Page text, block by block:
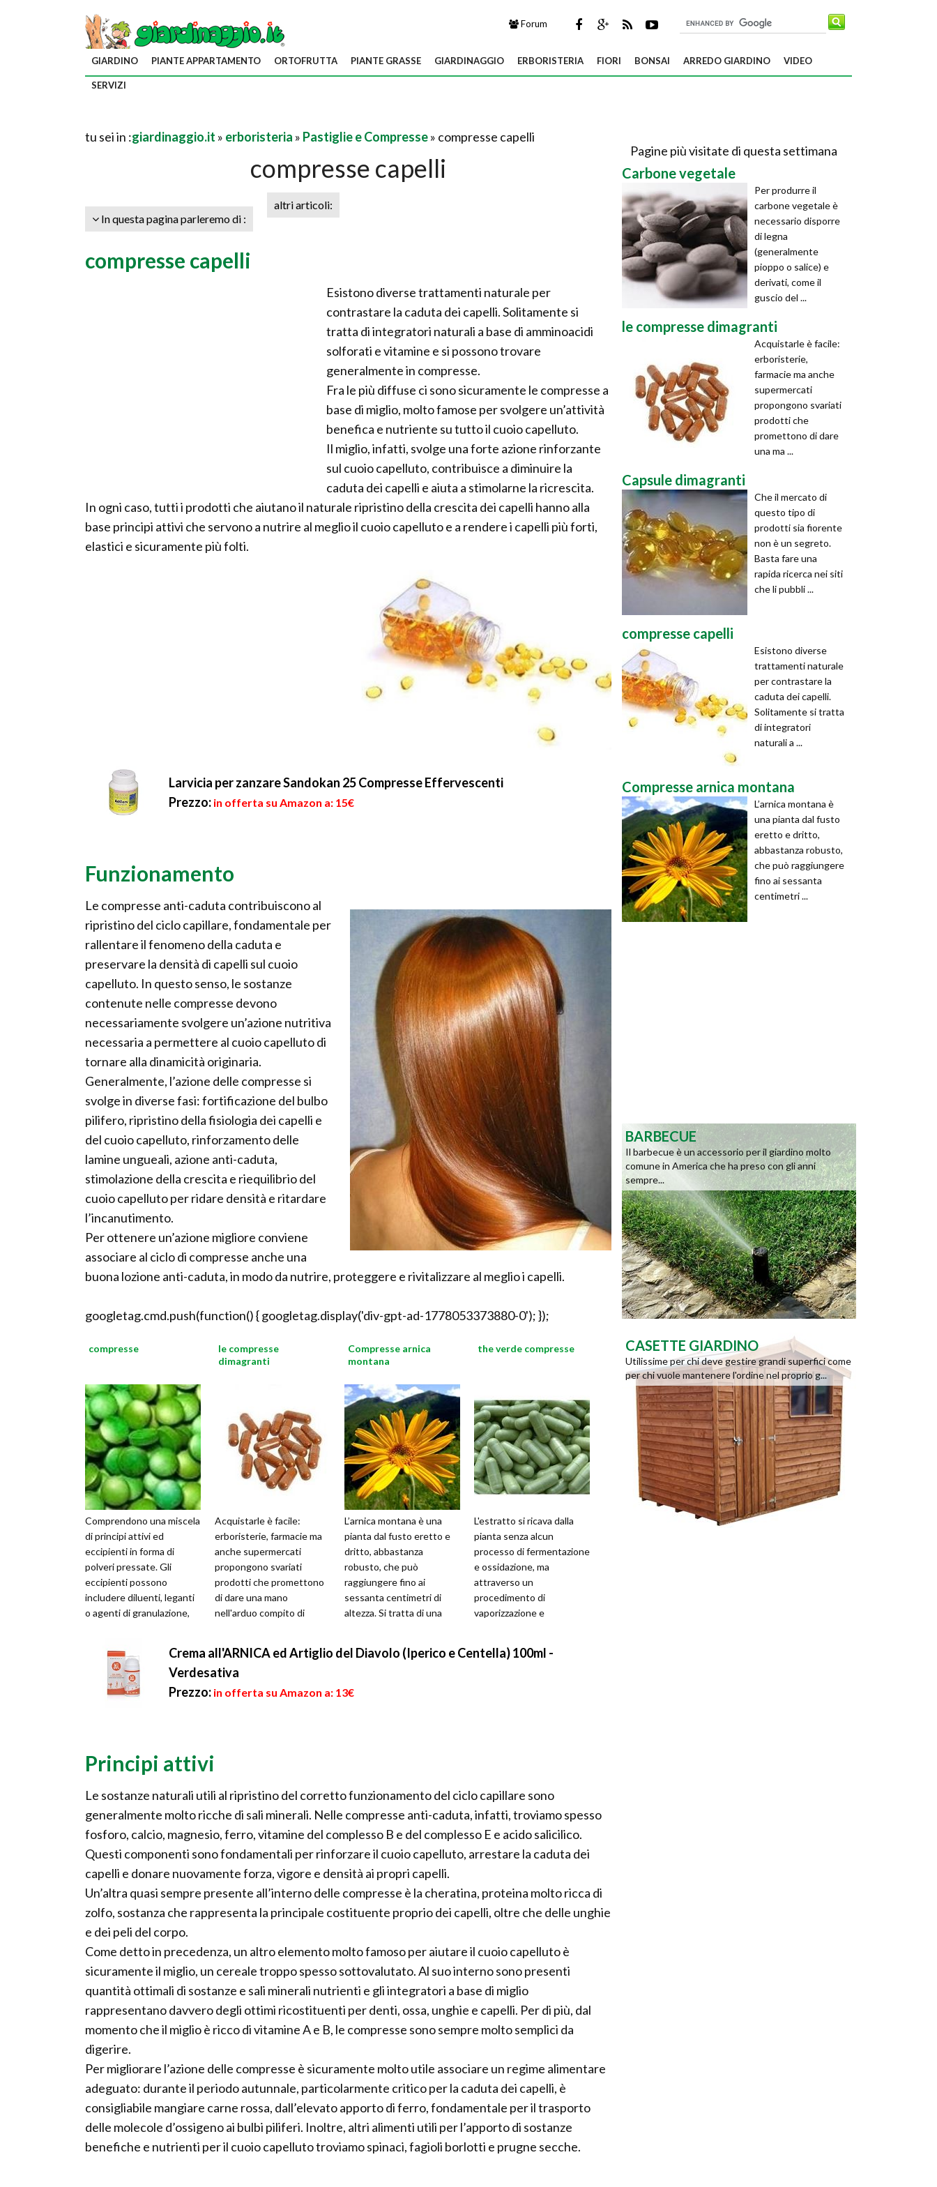
Forum
GIARDINO PIANTE APPARTAMENTO ORTOFRUTTA PIANTE GRASSE GIARDINAGGIO ERBORISTERIA FIORI BONSAI ARREDO GIARDINO VIDEO
SERVIZI
tu sei in :giardinaggio.it » erboristeria » Pastiglie e Compresse» compresse capelli
compresse capelli
In questa pagina parleremo di :
altri articoli:
compresse capelli
Esistono diverse trattamenti naturale per
contrastare la caduta dei capelli. Solitamente si
tratta di integratori naturali a base di amminoacidi
solforati e vitamine e si possono trovare
generalmente in compresse.
Fra le più diffuse ci sono sicuramente le compresse a
base di miglio, molto famose per svolgere un’attività
benefica e nutriente su tutto il cuoio capelluto.
Il miglio, infatti, svolge una forte azione rinforzante
sul cuoio capelluto, contribuisce a diminuire la
caduta dei capelli e aiuta a stimolarne la ricrescita.
In ogni caso, tutti i prodotti che aiutano il naturale ripristino della crescita dei capelli hanno alla
base principi attivi che servono a nutrire al meglio il cuoio capelluto e a rendere i capelli più forti,
elastici e sicuramente più folti.
Larvicia per zanzare Sandokan 25 Compresse Effervescenti
Prezzo: in offerta su Amazon a: 15€
Funzionamento
Le compresse anti-caduta contribuiscono al
ripristino del ciclo capillare, fondamentale per
rallentare il fenomeno della caduta e
preservare la densità di capelli sul cuoio
capelluto. In questo senso, le sostanze
contenute nelle compresse devono
necessariamente svolgere un’azione nutritiva
necessaria a permettere al cuoio capelluto di
tornare alla dinamicità originaria.
Generalmente, l’azione delle compresse si
svolge in diverse fasi: fortificazione del bulbo
pilifero, ripristino della fisiologia dei capelli e
del cuoio capelluto, rinforzamento delle
lamine ungueali, azione anti-caduta,
stimolazione della crescita e riequilibrio del
cuoio capelluto per ridare densità e ritardare
l’incanutimento.
Per ottenere un’azione migliore conviene
associare al ciclo di compresse anche una
buona lozione anti-caduta, in modo da nutrire, proteggere e rivitalizzare al meglio i capelli.
googletag.cmd.push(function() { googletag.display('div-gpt-ad-1778053373880-0'); });
compresse
Comprendono una miscela
di principi attivi ed
eccipienti in forma di
polveri pressate. Gli
eccipienti possono
includere diluenti, leganti
o agenti di granulazione,
le compresse
dimagranti
Acquistarle è facile:
erboristerie, farmacie ma
anche supermercati
propongono svariati
prodotti che promettono
di dare una mano
nell'arduo compito di
ovu...
Compresse arnica
montana
L’arnica montana è una
pianta dal fusto eretto e
dritto, abbastanza
robusto, che può
raggiungere fino ai
sessanta centimetri di
altezza. Si tratta di una
the verde compresse
L'estratto si ricava dalla
pianta senza alcun
processo di fermentazione
e ossidazione, ma
attraverso un
procedimento di
vaporizzazione e
In questo m...
Crema all'ARNICA ed Artiglio del Diavolo (Iperico e Centella) 100ml -
Verdesativa
Prezzo: in offerta su Amazon a: 13€
Principi attivi
Le sostanze naturali utili al ripristino del corretto funzionamento del ciclo capillare sono
generalmente molto ricche di sali minerali. Nelle compresse anti-caduta, infatti, troviamo spesso
fosforo, calcio, magnesio, ferro, vitamine del complesso B e del complesso E e acido salicilico.
Questi componenti sono fondamentali per rinforzare il cuoio capelluto, arrestare la caduta dei
capelli e donare nuovamente forza, vigore e densità ai propri capelli.
Un’altra quasi sempre presente all’interno delle compresse è la cheratina, proteina molto ricca di
zolfo, sostanza che rappresenta la principale costituente proprio dei capelli, oltre che delle unghie
e dei peli del corpo.
Come detto in precedenza, un altro elemento molto famoso per aiutare il cuoio capelluto è
sicuramente il miglio, un cereale troppo spesso sottovalutato. Al suo interno sono presenti
quantità ottimali di sostanze e sali minerali nutrienti e gli integratori a base di miglio
rappresentano davvero degli ottimi ricostituenti per denti, ossa, unghie e capelli. Per di più, dal
momento che il miglio è ricco di vitamine A e B, le compresse sono sempre molto semplici da
digerire.
Per migliorare l’azione delle compresse è sicuramente molto utile associare un regime alimentare
adeguato: durante il periodo autunnale, particolarmente critico per la caduta dei capelli, è
consigliabile mangiare carne rossa, dall’elevato apporto di ferro, fondamentale per il trasporto
delle molecole d’ossigeno ai bulbi piliferi. Inoltre, altri alimenti utili per l’apporto di sostanze
benefiche e nutrienti per il cuoio capelluto troviamo spinaci, fagioli borlotti e prugne secche.
Pagine più visitate di questa settimana
Carbone vegetale
Per produrre il
carbone vegetale è
necessario disporre
di legna
(generalmente
pioppo o salice) e
derivati, come il
guscio del ...
le compresse dimagranti
Acquistarle è facile:
erboristerie,
farmacie ma anche
supermercati
propongono svariati
prodotti che
promettono di dare
una ma ...
Capsule dimagranti
Che il mercato di
questo tipo di
prodotti sia fiorente
non è un segreto.
Basta fare una
rapida ricerca nei siti
che li pubbli ...
compresse capelli
Esistono diverse
trattamenti naturale
per contrastare la
caduta dei capelli.
Solitamente si tratta
di integratori
naturali a ...
Compresse arnica montana
L’arnica montana è
una pianta dal fusto
eretto e dritto,
abbastanza robusto,
che può raggiungere
fino ai sessanta
centimetri ...
BARBECUE
Il barbecue è un accessorio per il giardino molto
comune in America che ha preso con gli anni
sempre...
CASETTE GIARDINO
Utilissime per chi deve gestire grandi superfici come
per chi vuole mantenere l'ordine nel proprio g...